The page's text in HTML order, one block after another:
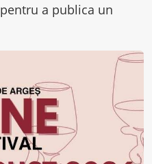
pentru a publica un